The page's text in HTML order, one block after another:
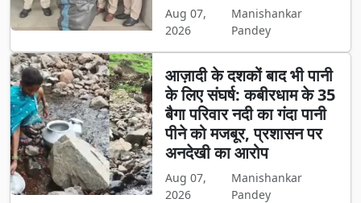
Aug 07,
2026
Manishankar
Pandey
आज़ादी के दशकों बाद भी पानी
के लिए संघर्ष: कबीरधाम के 35
बैगा परिवार नदी का गंदा पानी
पीने को मजबूर, प्रशासन पर
अनदेखी का आरोप
Aug 07,
2026
Manishankar
Pandey